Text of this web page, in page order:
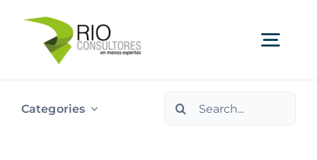
content
Categories
Search